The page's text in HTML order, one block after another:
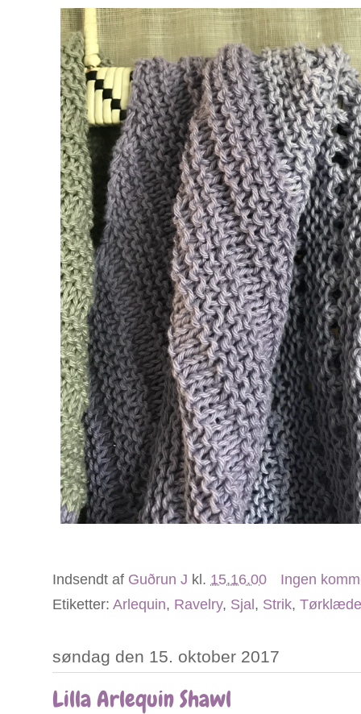
Indsendt af Guðrun J kl. 15.16.00
Ingen
Etiketter: Arlequin, Ravelry, Sjal , Strik, Tørklæde
søndag den 15. oktober 2017
Lilla Arlequin Shawl